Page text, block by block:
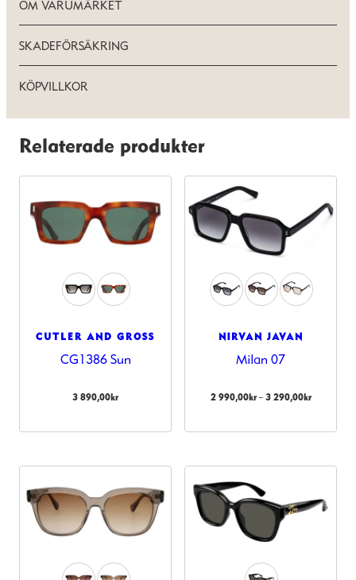
OM VARUMÄRKET
SKADEFÖRSÄKRING
KÖPVILLKOR
Relaterade produkter
CUTLER AND GROSS
CG1386 Sun
3 890,00kr
NIRVAN JAVAN
Milan 07
2 990,00kr – 3 290,00kr
290,00kr